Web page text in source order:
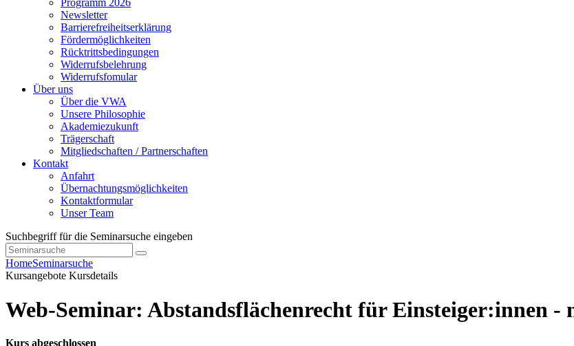
Programm 2026
Newsletter
Barrierefreiheitserklärung
Fördermöglichkeiten
Rücktrittsbedingungen
Widerrufsbelehrung
Widerrufsfomular
Über uns
Über die VWA
Unsere Philosophie
Akademiezukunft
Trägerschaft
Mitgliedschaften / Partnerschaften
Kontakt
Anfahrt
Übernachtungsmöglichkeiten
Kontaktformular
Unser Team
Suchbegriff für die Seminarsuche eingeben
HomeSeminarsuche
Kursangebote Kursdetails
Web-Seminar: Abstandsflächenrecht für Einsteiger:innen -
Kurs abgeschlossen